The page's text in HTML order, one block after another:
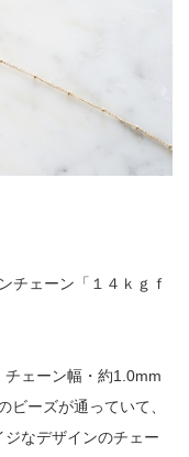
チェーン「１４ｋｇｆ
ェーン幅・約1.0mm
ーズが通っていて、
なデザインのチェー